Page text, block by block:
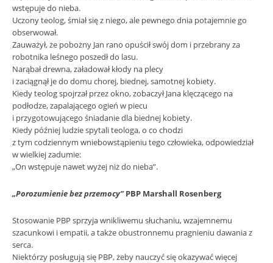
wstępuje do nieba.
Uczony teolog, śmiał się z niego, ale pewnego dnia potajemnie go
obserwował.
Zauważył, że pobożny Jan rano opuścił swój dom i przebrany za
robotnika leśnego poszedł do lasu.
Narąbał drewna, załadował kłody na plecy
i zaciągnął je do domu chorej, biednej, samotnej kobiety.
Kiedy teolog spojrzał przez okno, zobaczył Jana klęczącego na
podłodze, zapalającego ogień w piecu
i przygotowującego śniadanie dla biednej kobiety.
Kiedy później ludzie spytali teologa, o co chodzi
z tym codziennym wniebowstąpieniu tego człowieka, odpowiedział
w wielkiej zadumie:
„On wstępuje nawet wyżej niż do nieba”.
„Porozumienie bez przemocy”PBP Marshall Rosenberg
Stosowanie PBP sprzyja wnikliwemu słuchaniu, wzajemnemu
szacunkowi i empatii, a także obustronnemu pragnieniu dawania z
serca.
Niektórzy posługują się PBP, żeby nauczyć się okazywać więcej